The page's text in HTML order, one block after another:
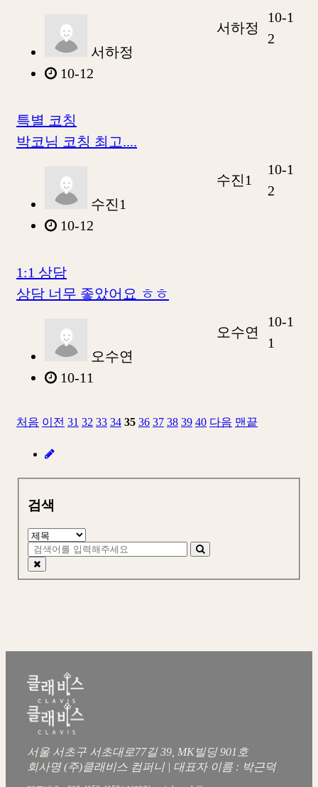
서하정
10-12
서하정
10-1
2
특별 코칭
박코님 코칭 최고....
수진1
10-12
수진1
10-1
2
1:1 상담
상담 너무 좋았어요 ㅎㅎ
오수연
10-11
오수연
10-1
1
처음 이전 31 32 33 34 35 36 37 38 39 40 다음 맨끝
검색
서울 서초구 서초대로77길 39, MK빌딩 901호
회사명 (주)클래비스 컴퍼니 | 대표자 이름 : 박근덕